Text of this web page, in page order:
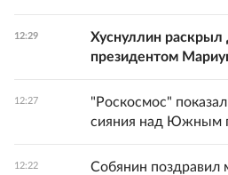
12:29
Хуснуллин
президентом
12:27
"Роскосмос"
сияния над Южным
12:22
Собянин поздравил